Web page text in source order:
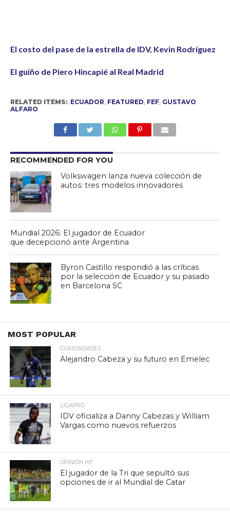
El costo del pase de la estrella de IDV, Kevin Rodríguez
El guiño de Piero Hincapié al Real Madrid
RELATED ITEMS: ECUADOR FEATURED FEF, GUSTAVO
ALFARO
RECOMMENDED FOR YOU
Volkswagen lanza nueva colección de
autos: tres modelos innovadores
Mundial 2026: El jugador de Ecuador
que decepcionó ante Argentina
Byron Castillo respondió a las críticas
por la selección de Ecuador y su pasado
en Barcelona SC
MOST POPULAR
CURIOSIDADES
Alejandro Cabeza y su futuro en Emelec
LIGAPRO
IDV oficializa a Danny Cabezas y William
Vargas como nuevos refuerzos
OPINIÓN HIT
El jugador de la Tri que sepultó sus
opciones de ir al Mundial de Catar